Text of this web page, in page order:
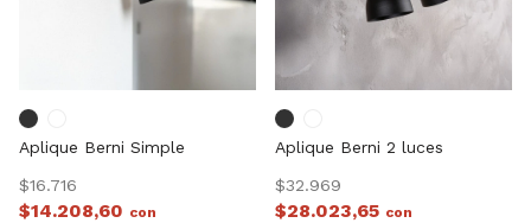
Aplique Berni Simple
$16.716
$14.208,60 con
Aplique Berni 2 luces
$32.969
$28.023,65 con